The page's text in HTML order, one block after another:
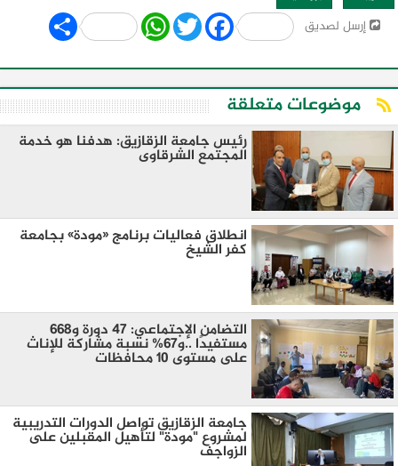
إرسل لصديق Share WhatsApp
Twitter Facebook
موضوعات متعلقة
رئيس جامعة الزقازيق: هدفنا هو خدمة
المجتمع الشرقاوى
انطلاق فعاليات برنامج «مودة» بجامعة
كفر الشيخ
التضامن الإجتماعي: ٤٧ دورة و٦٦٨
مستفيدًا ..و٦٧% نسبة مشاركة للإناث
على مستوى ١٠ محافظات
جامعة الزقازيق تواصل الدورات التدريبية
لمشروع "مودة" لتأهيل المقبلين على
الزواجف